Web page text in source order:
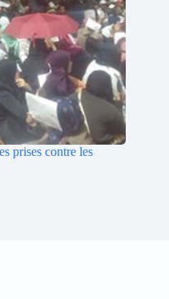
prises contre les